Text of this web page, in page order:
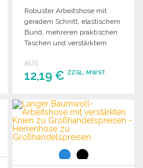
Robuster Arbeitshose mit
geradem Schnitt, elastischem
Bund, mehreren praktischen
Taschen und verstärktem
AUS
12,19 € ZZGL. MWST.
BESTELLEN
Angebot anfordern